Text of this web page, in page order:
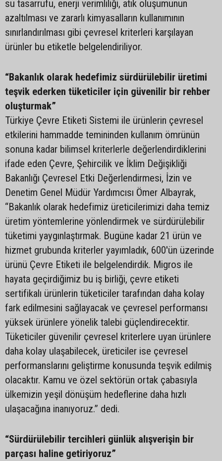
su tasarrufu, enerji verimliliği, atık oluşumunun
azaltılması ve zararlı kimyasalların kullanımının
sınırlandırılması gibi çevresel kriterleri karşılayan
ürünler bu etiketle belgelendiriliyor.
“Bakanlık olarak hedefimiz sürdürülebilir üretimi
teşvik ederken tüketiciler için güvenilir bir rehber
oluşturmak”
Türkiye Çevre Etiketi Sistemi ile ürünlerin çevresel
etkilerini hammadde temininden kullanım ömrünün
sonuna kadar bilimsel kriterlerle değerlendirdiklerini
ifade eden Çevre, Şehircilik ve İklim Değişikliği
Bakanlığı Çevresel Etki Değerlendirmesi, İzin ve
Denetim Genel Müdür Yardımcısı Ömer Albayrak,
“Bakanlık olarak hedefimiz üreticilerimizi daha temiz
üretim yöntemlerine yönlendirmek ve sürdürülebilir
tüketimi yaygınlaştırmak. Bugüne kadar 21 ürün ve
hizmet grubunda kriterler yayımladık, 600'ün üzerinde
ürünü Çevre Etiketi ile belgelendirdik. Migros ile
hayata geçirdiğimiz bu iş birliği, çevre etiketi
sertifikalı ürünlerin tüketiciler tarafından daha kolay
fark edilmesini sağlayacak ve çevresel performansı
yüksek ürünlere yönelik talebi güçlendirecektir.
Tüketiciler güvenilir çevresel kriterlere uyan ürünlere
daha kolay ulaşabilecek, üreticiler ise çevresel
performanslarını geliştirme konusunda teşvik edilmiş
olacaktır. Kamu ve özel sektörün ortak çabasıyla
ülkemizin yeşil dönüşüm hedeflerine daha hızlı
ulaşacağına inanıyoruz.” dedi.
“Sürdürülebilir tercihleri günlük alışverişin bir
parçası haline getiriyoruz”